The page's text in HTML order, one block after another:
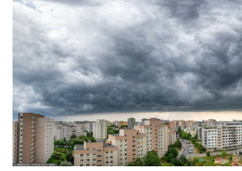
mieszkańcy centrum i wschodu
pogoda w Polsce przejawia swoje
oblicze. Meteorolodzy IMGW
przed prognozowaną aurą.Środa nie
Wieczór 7 lipca przyniesie ze sobą
W ciągu dnia w większości kraju
upał. Wiadomo, do kiedy nas nie